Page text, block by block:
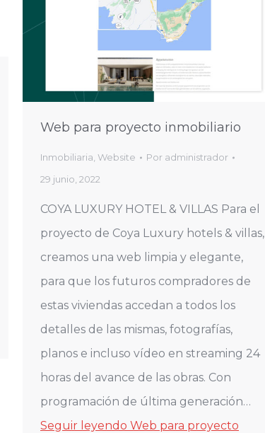
Web para proyecto inmobiliario
Inmobiliaria Website Por administrador
29 junio, 2022
COYA LUXURY HOTEL & VILLAS Para el
proyecto de Coya Luxury hotels & villas,
creamos una web limpia y elegante,
para que los futuros compradores de
estas viviendas accedan a todos los
detalles de las mismas, fotografías,
planos e incluso vídeo en streaming 24
horas del avance de las obras. Con
programación de última generación…
Seguir leyendo Web para proyecto